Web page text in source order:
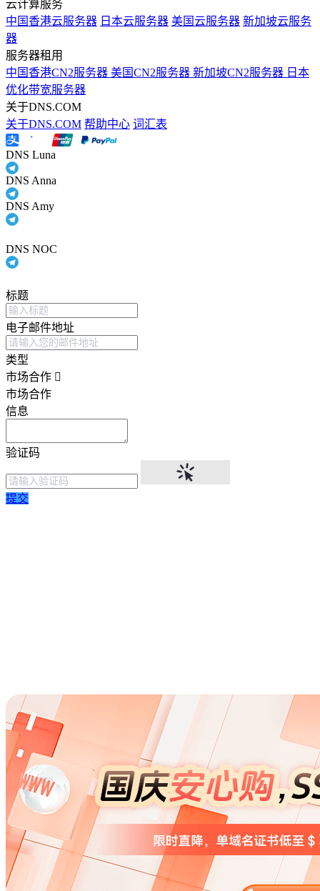
云计算服务
中国香港云服务器 日本云服务器 美国云服务器 新加坡云服务
器
服务器租用
中国香港CN2服务器 美国CN2服务器 新加坡CN2服务器 日本
优化带宽服务器
关于DNS.COM
关于DNS.COM 帮助中心 词汇表
DNS Luna
DNS Anna
DNS Amy
DNS NOC
标题
电子邮件地址
类型
市场合作
市场合作
信息
验证码
提交